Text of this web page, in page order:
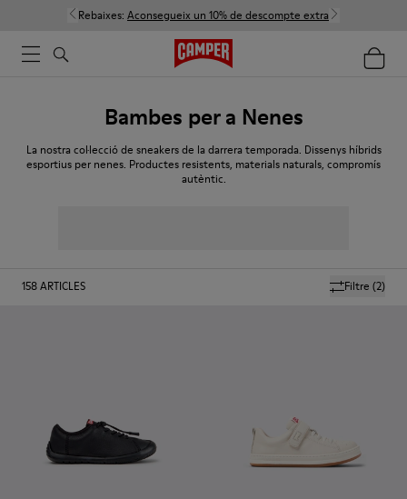
Rebaixes: Aconsegueix un 10% de descompte extra
Bambes per a Nenes
La nostra col·lecció de sneakers de la darrera temporada. Dissenys híbrids
esportius per nenes. Productes resistents, materials naturals, compromís
autèntic.
Filtre (2)
158ARTICLES